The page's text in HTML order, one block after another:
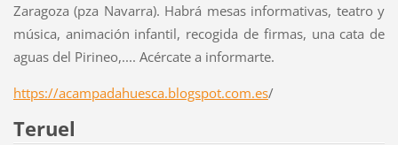
Zaragoza (pza Navarra). Habrá mesas informativas, teatro y
música, animación infantil, recogida de firmas, una cata de
aguas del Pirineo,.... Acércate a informarte.
https://acampadahuesca.blogspot.com.es/
Teruel